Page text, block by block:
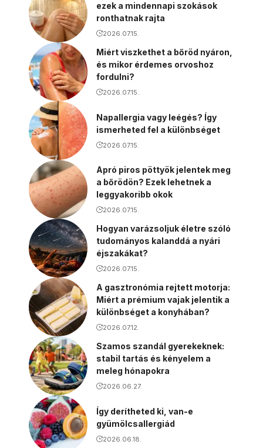
ezek a mindennapi szokások
ronthatnak rajta
2026.07.15.
Miért viszkethet a bőröd nyáron,
és mikor érdemes orvoshoz
fordulni?
2026.07.15.
Napallergia vagy leégés? Így
ismerheted fel a különbséget
2026.07.15.
Apró piros pöttyök jelentek meg
a bőrödön? Ezek lehetnek a
leggyakoribb okok
2026.07.15.
Hogyan varázsoljuk életre szóló
tudományos kalanddá a nyári
éjszakákat?
2026.07.15.
A gasztronómia rejtett motorja:
Miért a prémium vajak jelentik a
különbséget a konyhában?
2026.07.12.
Szamos szandál gyerekeknek:
stabil tartás és kényelem a
meleg hónapokra
2026.06.27.
Így derítheted ki, van-e
gyümölcsallergiád
2026.06.18.